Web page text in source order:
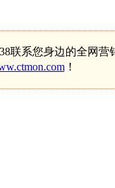
联系您身边的全网营
！